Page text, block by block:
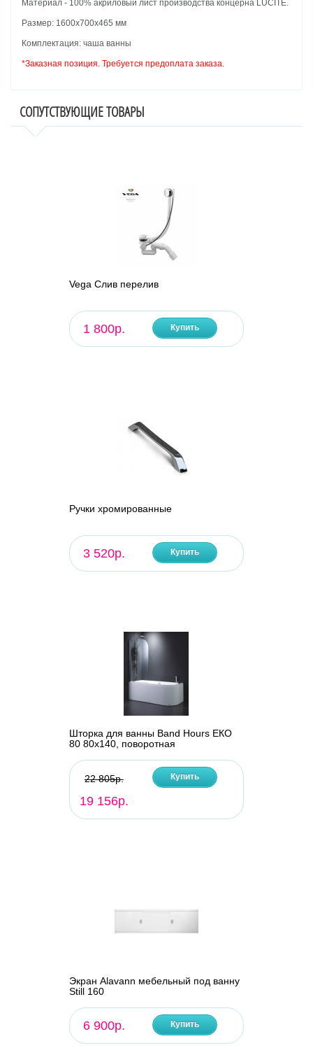
Материал - 100% акриловый лист производства концерна LUCITE.
Размер: 1600х700х465 мм
Комплектация: чаша ванны
*Заказная позиция. Требуется предоплата заказа.
СОПУТСТВУЮЩИЕ ТОВАРЫ
Vega Слив перелив
1 800р. Купить
Ручки хромированные
3 520р. Купить
Шторка для ванны Band Hours ЕКО
80 80х140, поворотная
22 805р.
19 156р.
Купить
Экран Alavann мебельный под ванну
Still 160
6 900р. Купить